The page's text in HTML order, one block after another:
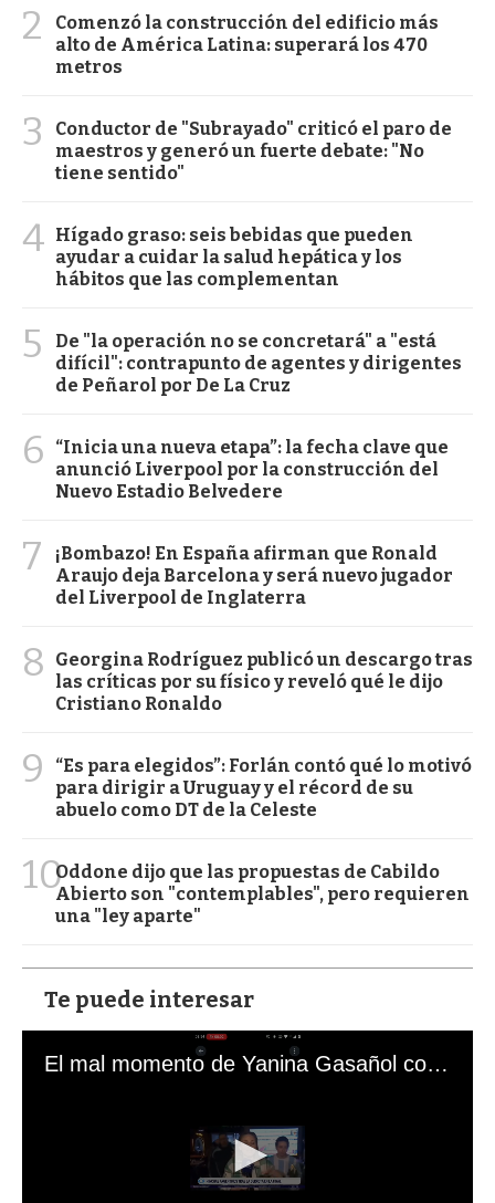
2
Comenzó la construcción del edificio más
alto de América Latina: superará los 470
metros
3
Conductor de "Subrayado" criticó el paro de
maestros y generó un fuerte debate: "No
tiene sentido"
4 Hígado graso: seis bebidas que pueden
ayudar a cuidar la salud hepática y los
hábitos que las complementan
5
De "la operación no se concretará" a "está
difícil": contrapunto de agentes y dirigentes
de Peñarol por De La Cruz
6
“Inicia una nueva etapa”: la fecha clave que
anunció Liverpool por la construcción del
Nuevo Estadio Belvedere
7
¡Bombazo! En España afirman que Ronald
Araujo deja Barcelona y será nuevo jugador
del Liverpool de Inglaterra
8
Georgina Rodríguez publicó un descargo tras
las críticas por su físico y reveló qué le dijo
Cristiano Ronaldo
9
“Es para elegidos”: Forlán contó qué lo motivó
para dirigir a Uruguay y el récord de su
abuelo como DT de la Celeste
10Oddone dijo que las propuestas de Cabildo
Abierto son "contemplables", pero requieren
una "ley aparte"
Te puede interesar
El mal momento de Yanina Gasañol con un hincha argentino en "Subrayado"